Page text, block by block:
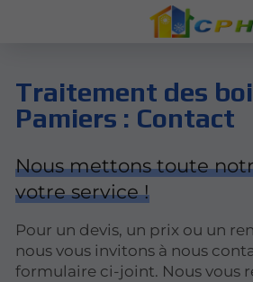
Traitement des
Pamiers : Contact
Nous mettons toute
votre service !
Pour un devis, un prix ou un
nous vous invitons à nous
formulaire ci-joint. Nous vous